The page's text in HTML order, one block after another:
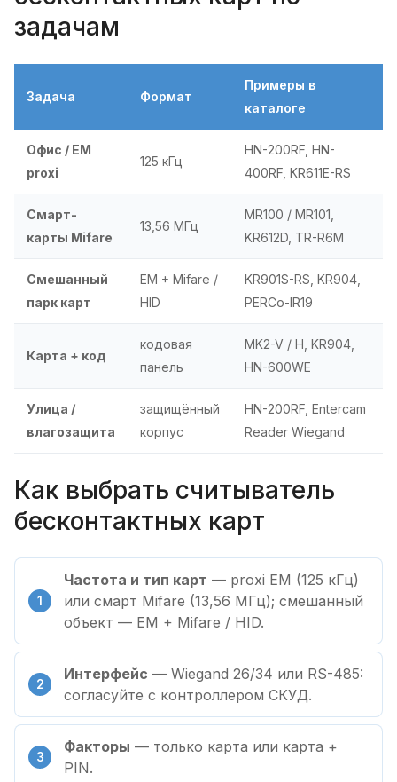
задачам
Задача Формат
Примеры в
каталоге
Офис / EM
proxi
125 кГц
HN-200RF, HN-
400RF, KR611E-RS
Смарт-
карты Mifare
13,56 МГц
MR100 / MR101,
KR612D, TR-R6M
Смешанный
парк карт
EM + Mifare /
HID
KR901S-RS, KR904,
PERCo-IR19
Карта + код
кодовая
панель
MK2-V / H, KR904,
HN-600WE
Улица /
влагозащита
защищённый
корпус
HN-200RF, Entercam
Reader Wiegand
Как выбрать считыватель
бесконтактных карт
Частота и тип карт — proxi EM (125 кГц)
или смарт Mifare (13,56 МГц); смешанный
объект — EM + Mifare / HID.
Интерфейс — Wiegand 26/34 или RS-485:
согласуйте с контроллером СКУД.
Факторы — только карта или карта +
PIN.